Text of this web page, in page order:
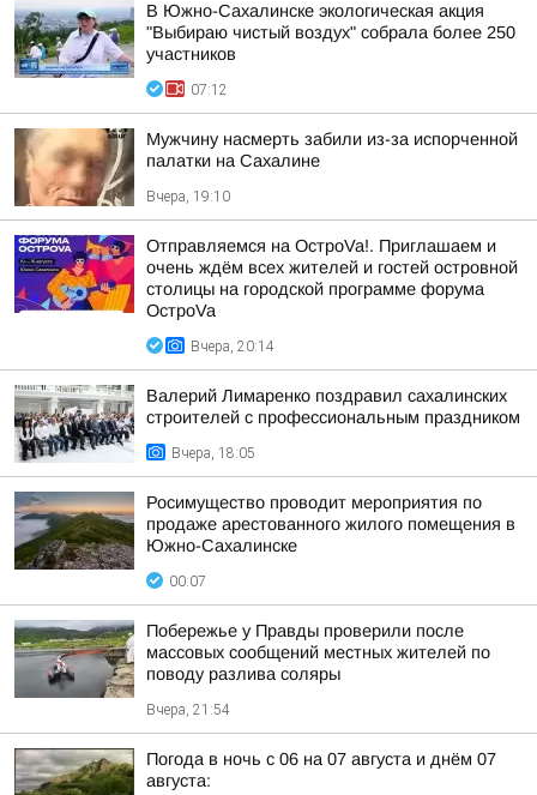
В Южно-Сахалинске экологическая акция
"Выбираю чистый воздух" собрала более 250
участников
07:12
Мужчину насмерть забили из-за испорченной
палатки на Сахалине
Вчера, 19:10
Отправляемся на ОстроVa!. Приглашаем и
очень ждём всех жителей и гостей островной
столицы на городской программе форума
ОстроVa
Вчера, 20:14
Валерий Лимаренко поздравил сахалинских
строителей с профессиональным праздником
Вчера, 18:05
Росимущество проводит мероприятия по
продаже арестованного жилого помещения в
Южно-Сахалинске
00:07
Побережье у Правды проверили после
массовых сообщений местных жителей по
поводу разлива соляры
Вчера, 21:54
Погода в ночь с 06 на 07 августа и днём 07
августа: